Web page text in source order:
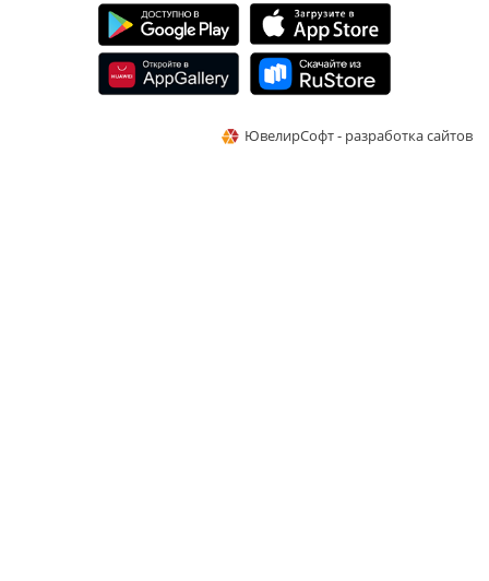
ЮвелирСофт - разработка сайтов